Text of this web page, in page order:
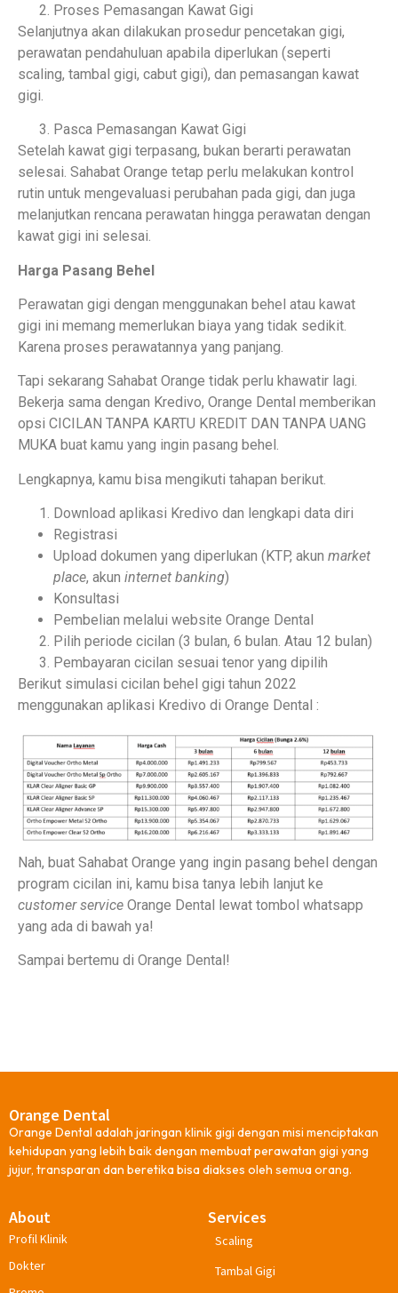
Proses Pemasangan Kawat Gigi
Selanjutnya akan dilakukan prosedur pencetakan gigi,
perawatan pendahuluan apabila diperlukan (seperti
scaling, tambal gigi, cabut gigi), dan pemasangan kawat
gigi.
Pasca Pemasangan Kawat Gigi
Setelah kawat gigi terpasang, bukan berarti perawatan
selesai. Sahabat Orange tetap perlu melakukan kontrol
rutin untuk mengevaluasi perubahan pada gigi, dan juga
melanjutkan rencana perawatan hingga perawatan dengan
kawat gigi ini selesai.
Harga Pasang Behel
Perawatan gigi dengan menggunakan behel atau kawat
gigi ini memang memerlukan biaya yang tidak sedikit.
Karena proses perawatannya yang panjang.
Tapi sekarang Sahabat Orange tidak perlu khawatir lagi.
Bekerja sama dengan Kredivo, Orange Dental memberikan
opsi CICILAN TANPA KARTU KREDIT DAN TANPA UANG
MUKA buat kamu yang ingin pasang behel.
Lengkapnya, kamu bisa mengikuti tahapan berikut.
Download aplikasi Kredivo dan lengkapi data diri
Registrasi
Upload dokumen yang diperlukan (KTP, akun market
place, akun internet banking)
Konsultasi
Pembelian melalui website Orange Dental
Pilih periode cicilan (3 bulan, 6 bulan. Atau 12 bulan)
Pembayaran cicilan sesuai tenor yang dipilih
Berikut simulasi cicilan behel gigi tahun 2022
menggunakan aplikasi Kredivo di Orange Dental :
Nah, buat Sahabat Orange yang ingin pasang behel dengan
program cicilan ini, kamu bisa tanya lebih lanjut ke
customer service Orange Dental lewat tombol whatsapp
yang ada di bawah ya!
Sampai bertemu di Orange Dental!
Orange Dental
Orange Dental adalah jaringan klinik gigi dengan misi menciptakan
kehidupan yang lebih baik dengan membuat perawatan gigi yang
jujur, transparan dan beretika bisa diakses oleh semua orang.
About
Profil Klinik
Dokter
Services
Scaling
Tambal Gigi